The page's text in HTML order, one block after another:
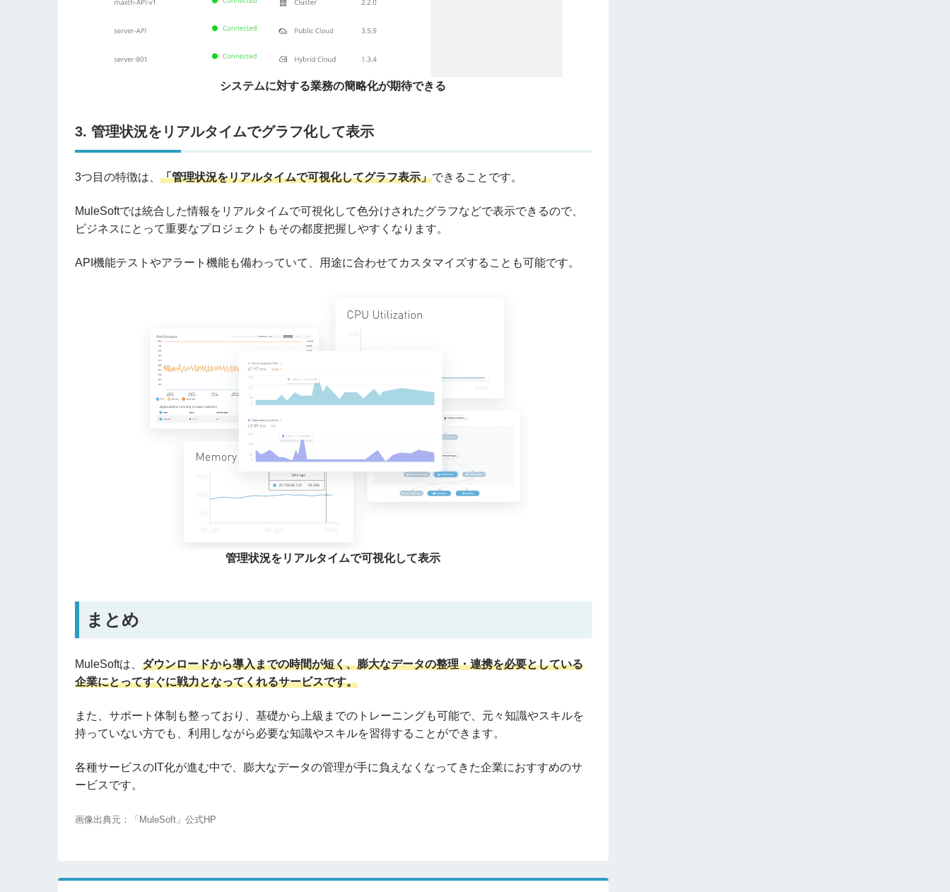
システムに対する業務の簡略化が期待できる
3. 管理状況をリアルタイムでグラフ化して表示
3つ目の特徴は、 「管理状況をリアルタイムで可視化してグラフ表示」できることです。
MuleSoftでは統合した情報をリアルタイムで可視化して色分けされたグラフなどで表示できるので、
ビジネスにとって重要なプロジェクトもその都度把握しやすくなります。
API機能テストやアラート機能も備わっていて、用途に合わせてカスタマイズすることも可能です。
管理状況をリアルタイムで可視化して表示
まとめ
MuleSoftは、 ダウンロードから導入までの時間が短く、膨大なデータの整理・連携を必要としている
企業にとってすぐに戦力となってくれるサービスです。
また、サポート体制も整っており、基礎から上級までのトレーニングも可能で、元々知識やスキルを
持っていない方でも、利用しながら必要な知識やスキルを習得することができます。
各種サービスのIT化が進む中で、膨大なデータの管理が手に負えなくなってきた企業におすすめのサ
ービスです。
画像出典元：「MuleSoft」公式HP